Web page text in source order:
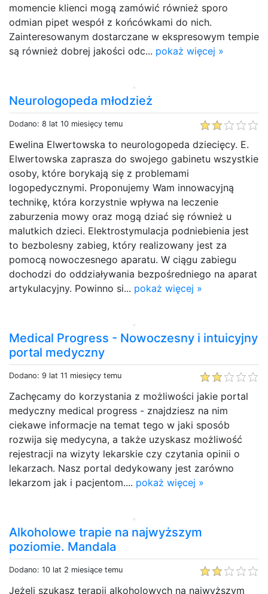
momencie klienci mogą zamówić również sporo
odmian pipet wespół z końcówkami do nich.
Zainteresowanym dostarczane w ekspresowym tempie
są również dobrej jakości odc... pokaż więcej »
Neurologopeda młodzież
Dodano: 8 lat 10 miesięcy temu
Ewelina Elwertowska to neurologopeda dziecięcy. E.
Elwertowska zaprasza do swojego gabinetu wszystkie
osoby, które borykają się z problemami
logopedycznymi. Proponujemy Wam innowacyjną
technikę, która korzystnie wpływa na leczenie
zaburzenia mowy oraz mogą dziać się również u
malutkich dzieci. Elektrostymulacja podniebienia jest
to bezbolesny zabieg, który realizowany jest za
pomocą nowoczesnego aparatu. W ciągu zabiegu
dochodzi do oddziaływania bezpośredniego na aparat
artykulacyjny. Powinno si... pokaż więcej »
Medical Progress - Nowoczesny i intuicyjny
portal medyczny
Dodano: 9 lat 11 miesięcy temu
Zachęcamy do korzystania z możliwości jakie portal
medyczny medical progress - znajdziesz na nim
ciekawe informacje na temat tego w jaki sposób
rozwija się medycyna, a także uzyskasz możliwość
rejestracji na wizyty lekarskie czy czytania opinii o
lekarzach. Nasz portal dedykowany jest zarówno
lekarzom jak i pacjentom.... pokaż więcej »
Alkoholowe trapie na najwyższym
poziomie. Mandala
Dodano: 10 lat 2 miesiące temu
Jeżeli szukasz terapii alkoholowych na najwyższym